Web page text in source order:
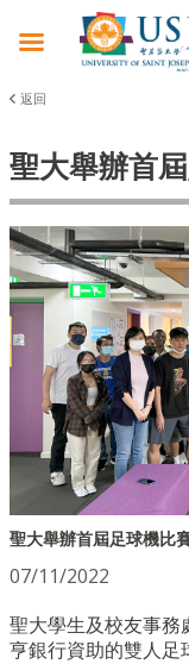
返回
聖大舉辦首
聖大舉辦首屆足球機比
07/11/2022
聖大學生及校友事務
亨銀行資助的雙人足